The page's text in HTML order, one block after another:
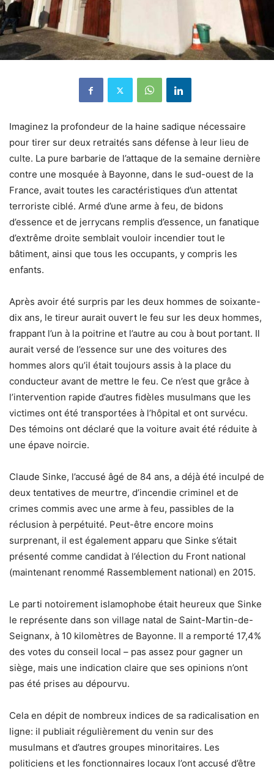
Imaginez la profondeur de la haine sadique nécessaire
pour tirer sur deux retraités sans défense à leur lieu de
culte. La pure barbarie de l’attaque de la semaine dernière
contre une mosquée à Bayonne, dans le sud-ouest de la
France, avait toutes les caractéristiques d’un attentat
terroriste ciblé. Armé d’une arme à feu, de bidons
d’essence et de jerrycans remplis d’essence, un fanatique
d’extrême droite semblait vouloir incendier tout le
bâtiment, ainsi que tous les occupants, y compris les
enfants.
Après avoir été surpris par les deux hommes de soixante-
dix ans, le tireur aurait ouvert le feu sur les deux hommes,
frappant l’un à la poitrine et l’autre au cou à bout portant. Il
aurait versé de l’essence sur une des voitures des
hommes alors qu’il était toujours assis à la place du
conducteur avant de mettre le feu. Ce n’est que grâce à
l’intervention rapide d’autres fidèles musulmans que les
victimes ont été transportées à l’hôpital et ont survécu.
Des témoins ont déclaré que la voiture avait été réduite à
une épave noircie.
Claude Sinke, l’accusé âgé de 84 ans, a déjà été inculpé de
deux tentatives de meurtre, d’incendie criminel et de
crimes commis avec une arme à feu, passibles de la
réclusion à perpétuité. Peut-être encore moins
surprenant, il est également apparu que Sinke s’était
présenté comme candidat à l’élection du Front national
(maintenant renommé Rassemblement national) en 2015.
Le parti notoirement islamophobe était heureux que Sinke
le représente dans son village natal de Saint-Martin-de-
Seignanx, à 10 kilomètres de Bayonne. Il a remporté 17,4%
des votes du conseil local – pas assez pour gagner un
siège, mais une indication claire que ses opinions n’ont
pas été prises au dépourvu.
Cela en dépit de nombreux indices de sa radicalisation en
ligne: il publiait régulièrement du venin sur des
musulmans et d’autres groupes minoritaires. Les
politiciens et les fonctionnaires locaux l’ont accusé d’être